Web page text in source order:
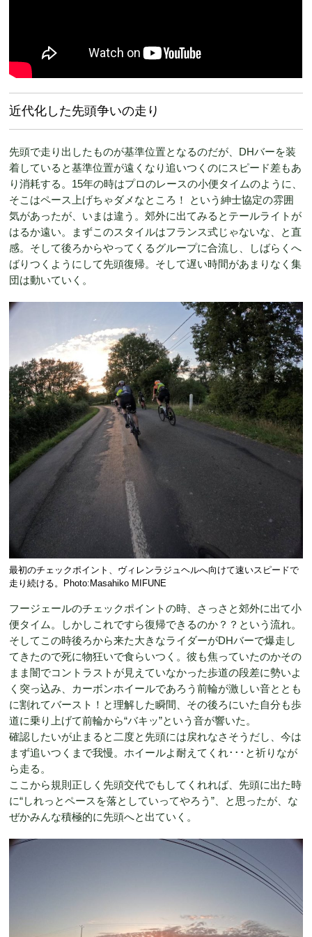
近代化した先頭争いの走り
先頭で走り出したものが基準位置となるのだが、DHバーを装
着していると基準位置が遠くなり追いつくのにスピード差もあ
り消耗する。15年の時はプロのレースの小便タイムのように、
そこはペース上げちゃダメなところ！ という紳士協定の雰囲
気があったが、いまは違う。郊外に出てみるとテールライトが
はるか遠い。まずこのスタイルはフランス式じゃないな、と直
感。そして後ろからやってくるグループに合流し、しばらくへ
ばりつくようにして先頭復帰。そして遅い時間があまりなく集
団は動いていく。
最初のチェックポイント、ヴィレンラジュヘルへ向けて速いスピードで
走り続ける。Photo:Masahiko MIFUNE
フージェールのチェックポイントの時、さっさと郊外に出て小
便タイム。しかしこれですら復帰できるのか？？という流れ。
そしてこの時後ろから来た大きなライダーがDHバーで爆走し
てきたので死に物狂いで食らいつく。彼も焦っていたのかその
まま闇でコントラストが見えていなかった歩道の段差に勢いよ
く突っ込み、カーボンホイールであろう前輪が激しい音ととも
に割れてバースト！と理解した瞬間、その後ろにいた自分も歩
道に乗り上げて前輪から“バキッ”という音が響いた。
確認したいが止まると二度と先頭には戻れなさそうだし、今は
まず追いつくまで我慢。ホイールよ耐えてくれ･･･と祈りなが
ら走る。
ここから規則正しく先頭交代でもしてくれれば、先頭に出た時
に“しれっとペースを落としていってやろう”、と思ったが、な
ぜかみんな積極的に先頭へと出ていく。